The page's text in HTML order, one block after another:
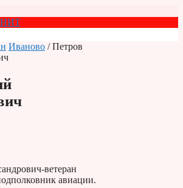
Иваново / Петров
ветеран
авиации.